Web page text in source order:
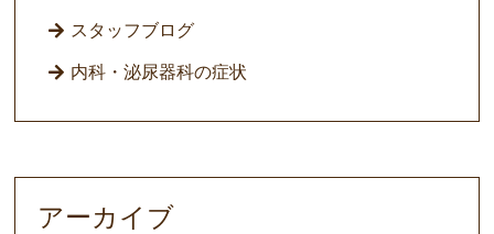
スタッフブログ
内科・泌尿器科の症状
アーカイブ